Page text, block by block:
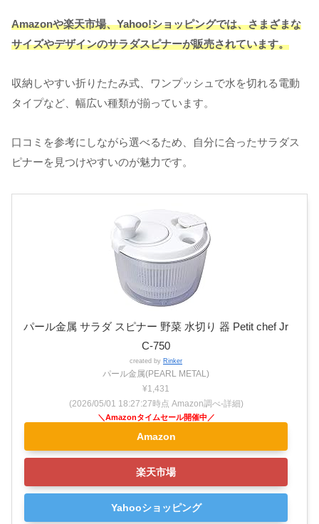
Amazonや楽天市場、Yahoo!ショッピングでは、さまざまな
サイズやデザインのサラダスピナーが販売されています。
収納しやすい折りたたみ式、ワンプッシュで水を切れる電動
タイプなど、幅広い種類が揃っています。
口コミを参考にしながら選べるため、自分に合ったサラダス
ピナーを見つけやすいのが魅力です。
パール金属 サラダ スピナー 野菜 水切り 器 Petit chef Jr
C-750
created by Rinker
パール金属(PEARL METAL)
¥1,431
(2026/05/01 18:27:27時点 Amazon調べ-詳細)
Amazon
楽天市場
Yahooショッピング